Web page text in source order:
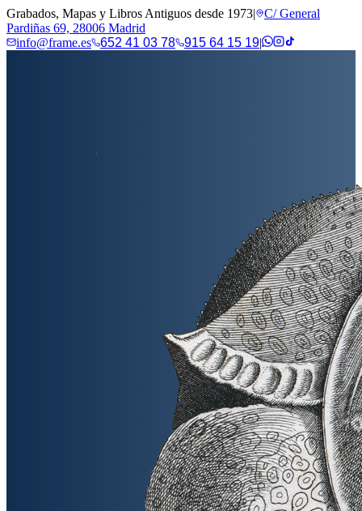
Grabados, Mapas y Libros Antiguos desde 1973|
C/ General
Pardiñas 69, 28006 Madrid
info@frame.es
652 41 03 78 915 64 15 19|